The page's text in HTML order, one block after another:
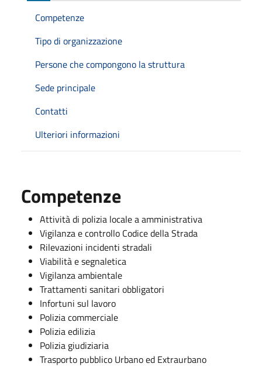
Competenze
Tipo di organizzazione
Persone che compongono la struttura
Sede principale
Contatti
Ulteriori informazioni
Competenze
Attività di polizia locale a amministrativa
Vigilanza e controllo Codice della Strada
Rilevazioni incidenti stradali
Viabilità e segnaletica
Vigilanza ambientale
Trattamenti sanitari obbligatori
Infortuni sul lavoro
Polizia commerciale
Polizia edilizia
Polizia giudiziaria
Trasporto pubblico Urbano ed Extraurbano